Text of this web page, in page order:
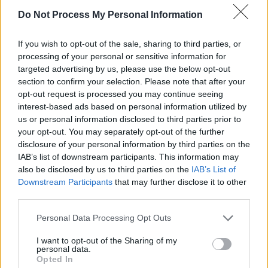
Do Not Process My Personal Information
If you wish to opt-out of the sale, sharing to third parties, or
processing of your personal or sensitive information for
targeted advertising by us, please use the below opt-out
section to confirm your selection. Please note that after your
opt-out request is processed you may continue seeing
interest-based ads based on personal information utilized by
us or personal information disclosed to third parties prior to
your opt-out. You may separately opt-out of the further
disclosure of your personal information by third parties on the
IAB’s list of downstream participants. This information may
also be disclosed by us to third parties on the IAB’s List of
Downstream Participants that may further disclose it to other
Personal Data Processing Opt Outs
I want to opt-out of the Sharing of my
personal data.
Opted In
ad
Un amănunt statistic interesant: fiecare din ultimele 6
meciuri oficiale ale dinamoviștilor a avut GG (ambele
echipe marchează).